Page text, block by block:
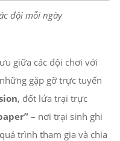
đội mỗi ngày
giữa các đội chơi với
gặp gỡ trực tuyến
, đốt lửa trại trực
– nơi trại sinh ghi
trình tham gia và chia